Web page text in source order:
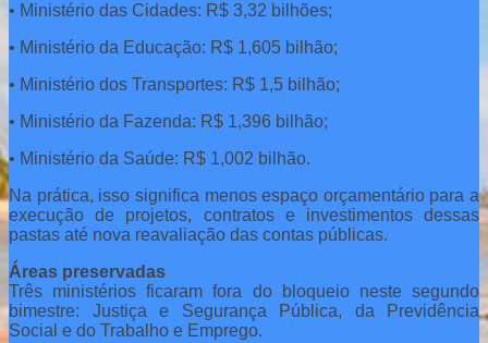
• Ministério das Cidades: R$ 3,32 bilhões;
• Ministério da Educação: R$ 1,605 bilhão;
• Ministério dos Transportes: R$ 1,5 bilhão;
• Ministério da Fazenda: R$ 1,396 bilhão;
• Ministério da Saúde: R$ 1,002 bilhão.
Na prática, isso significa menos espaço orçamentário para a
execução de projetos, contratos e investimentos dessas
pastas até nova reavaliação das contas públicas.
Áreas preservadas
Três ministérios ficaram fora do bloqueio neste segundo
bimestre: Justiça e Segurança Pública, da Previdência
Social e do Trabalho e Emprego.